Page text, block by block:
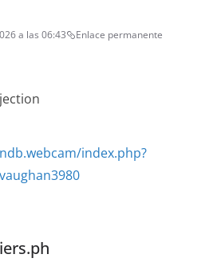
a las 06:43 Enlace permanente
index.php?